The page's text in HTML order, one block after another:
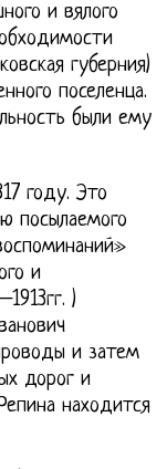
и вялого
губерния)
поселенца.
были ему
году. Это
посылаемого
и
)
и затем
дорог и
находится